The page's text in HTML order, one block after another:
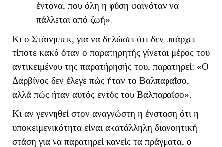
έντονα, που όλη η φύση φαινόταν να
πάλλεται από ζωή».
Κι ο Στάινμπεκ, για να δηλώσει ότι δεν υπάρχει
τίποτε κακό όταν ο παρατηρητής γίνεται μέρος του
αντικειμένου της παρατήρησής του, παρατηρεί: «Ο
Δαρβίνος δεν έλεγε πώς ήταν το Βαλπαραΐσο,
αλλά πώς ήταν αυτός εντός του Βαλπαραΐσο».
Κι αν γεννηθεί στον αναγνώστη η ένσταση ότι η
υποκειμενικότητα είναι ακατάλληλη διανοητική
στάση για να παρατηρεί κανείς τα πράγματα, ο